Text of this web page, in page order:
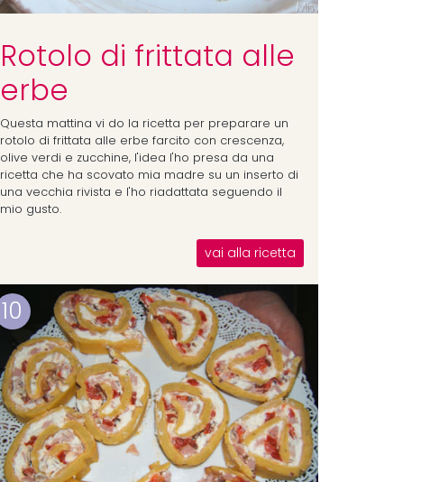
Rotolo di frittata alle
erbe
Questa mattina vi do la ricetta per preparare un
rotolo di frittata alle erbe farcito con crescenza,
olive verdi e zucchine, l'idea l'ho presa da una
ricetta che ha scovato mia madre su un inserto di
una vecchia rivista e l'ho riadattata seguendo il
mio gusto.
vai alla ricetta
10